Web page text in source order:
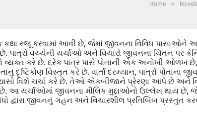
Home
કથા રજૂ કરવામાં આવી છે, જેમાં જીવનના વિવિધ પાસાઓને
પાત્રો વચ્ચેની ચર્ચાઓ અને વિચારો જીવનના ચિંતન પર
કરે છે. દરેક પાત્ર પાસે પોતાની એક અનોખી ઓળખ
દૃષ્ટિકોણ વિસ્તૃત કરે છે. વાર્તા દરમ્યાન, પાત્રો
વિશે ચર્ચા કરે છે. તેઓ એકબીજાને પ્રેરણા આપે છે અને
છે. આ ચર્ચાઓમાં જીવનના મૌલિક મુદ્દાઓનો ઉલ્લેખ થાય છે,
દ્વારા જીવનનું ગહન અને વિચારશીલ પ્રતિબિંબ પ્રસ્તુત